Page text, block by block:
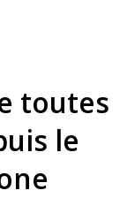
toutes
le